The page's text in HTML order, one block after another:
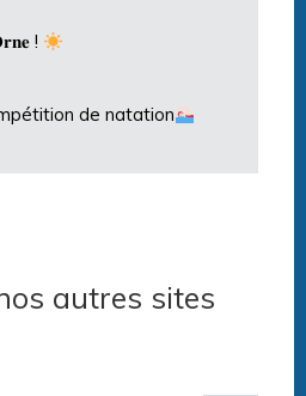
!
de natation
autres sites